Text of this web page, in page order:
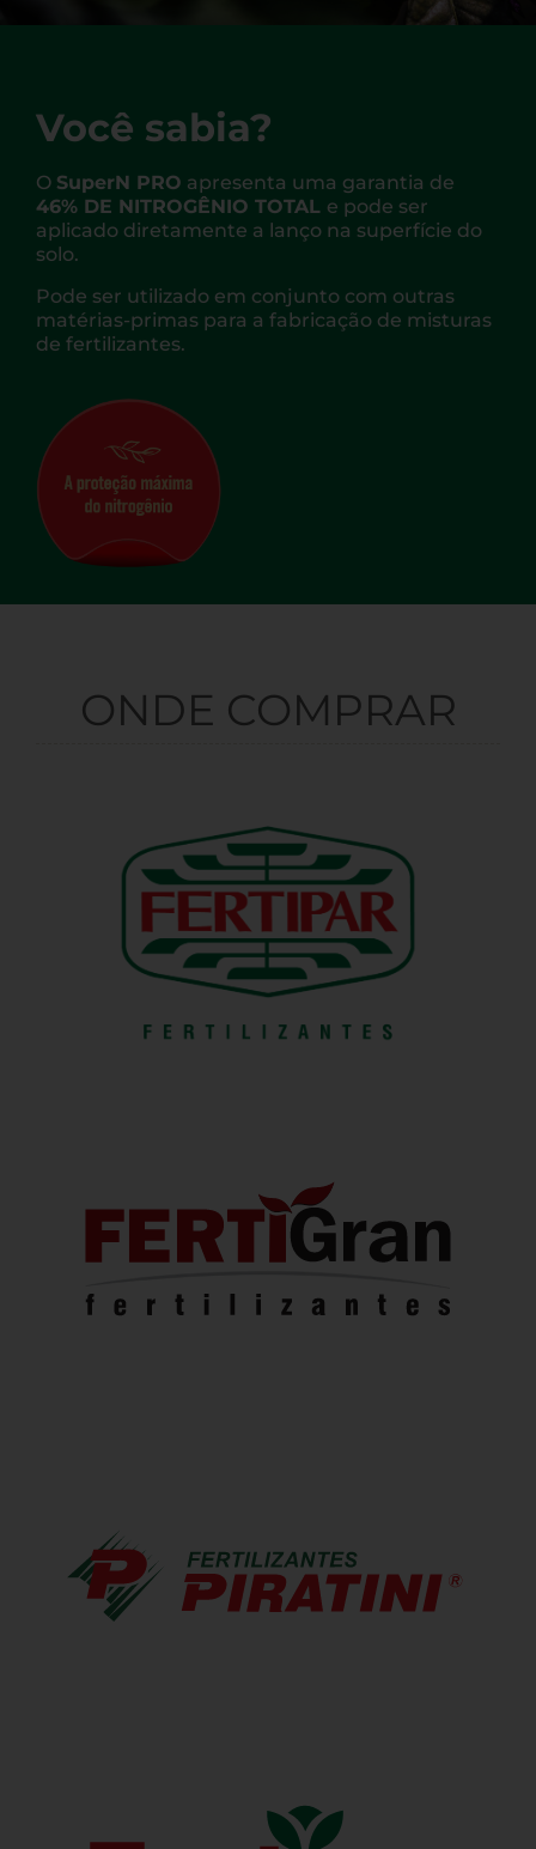
Você sabia?
O SuperN PRO apresenta uma garantia de
46% DE NITROGÊNIO TOTAL e pode ser
aplicado diretamente a lanço na superfície do
solo.
Pode ser utilizado em conjunto com outras
matérias-primas para a fabricação de misturas
de fertilizantes.
ONDE COMPRAR